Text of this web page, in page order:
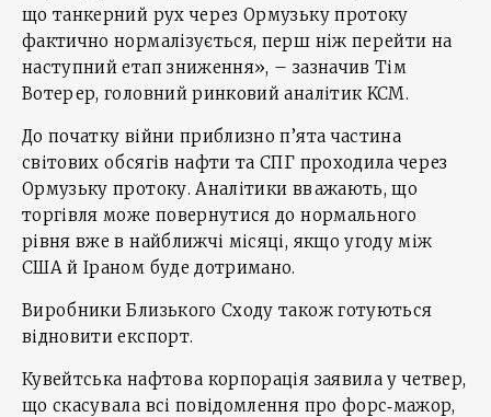
що танкерний рух через Ормузьку протоку
фактично нормалізується, перш ніж перейти на
наступний етап зниження», – зазначив Тім
Вотерер, головний ринковий аналітик KCM.
До початку війни приблизно п’ята частина
світових обсягів нафти та СПГ проходила через
Ормузьку протоку. Аналітики вважають, що
торгівля може повернутися до нормального
рівня вже в найближчі місяці, якщо угоду між
США й Іраном буде дотримано.
Виробники Близького Сходу також готуються
відновити експорт.
Кувейтська нафтова корпорація заявила у четвер,
що скасувала всі повідомлення про форс‑мажор,